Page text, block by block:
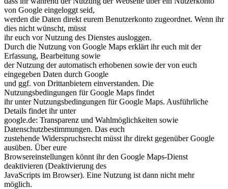
von Google eingeloggt seid,
werden die Daten direkt eurem Benutzerkonto zugeordnet. Wenn ihr
dies nicht wünscht, müsst
ihr euch vor Nutzung des Dienstes ausloggen.
Durch die Nutzung von Google Maps erklärt ihr euch mit der
Erfassung, Bearbeitung sowie
der Nutzung der automatisch erhobenen sowie der von euch
eingegeben Daten durch Google
und ggf. von Drittanbietern einverstanden. Die
Nutzungsbedingungen für Google Maps findet
ihr unter Nutzungsbedingungen für Google Maps. Ausführliche
Details findet ihr unter
google.de: Transparenz und Wahlmöglichkeiten sowie
Datenschutzbestimmungen. Das euch
zustehende Widerspruchsrecht müsst ihr direkt gegenüber Google
ausüben. Über eure
Browsereinstellungen könnt ihr den Google Maps-Dienst
deaktivieren (Deaktivierung des
JavaScripts im Browser). Eine Nutzung ist dann nicht mehr
möglich.